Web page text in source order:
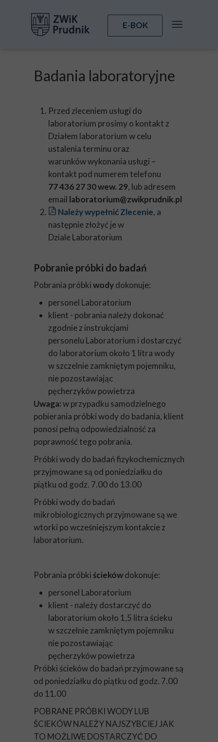
Przed zleceniem usługi do
laboratorium prosimy o kontakt z
Działem laboratorium w celu
ustalenia terminu oraz
warunków wykonania usługi –
kontakt pod numerem telefonu
77 436 27 30 wew. 29, lub adresem
email laboratorium@zwikprudnik.pl
Należy wypełnić Zlecenie, a
następnie złożyć je w
Dziale Laboratorium
Pobranie próbki do badań
Pobrania próbkiwodydokonuje:
personel Laboratorium
klient - pobrania należy dokonać
zgodnie z instrukcjami
personelu Laboratorium i dostarczyć
do laboratorium około 1 litra wody
w szczelnie zamkniętym pojemniku,
nie pozostawiając
pęcherzyków powietrza
Uwaga:w przypadku samodzielnego
pobierania próbki wody do badania, klient
ponosi pełną odpowiedzialność za
poprawność tego pobrania.
Próbki wody do badań fizykochemicznych
przyjmowane są od poniedziałku do
piątku od godz. 7.00 do 13.00
Próbki wody do badań
mikrobiologicznych przyjmowane są we
wtorki po wcześniejszym kontakcie z
laboratorium.
Pobrania próbkiściekówdokonuje:
personel Laboratorium
klient - należy dostarczyć do
laboratorium około 1,5 litra ścieku
w szczelnie zamkniętym pojemniku
nie pozostawiając
pęcherzyków powietrza
Próbki ścieków do badań przyjmowane są
od poniedziałku do piątku od godz. 7.00
do 11.00
POBRANE PRÓBKI WODY LUB
ŚCIEKÓW NALEŻY NAJSZYBCIEJ JAK
TO MOŻLIWE DOSTARCZYĆ DO
Badania laboratoryjne
E-BOK